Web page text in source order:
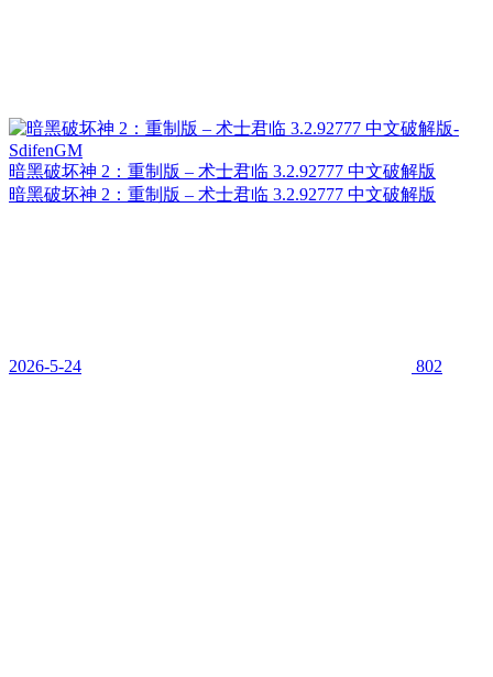
暗黑破坏神 2：重制版 – 术士君临 3.2.92777 中文破解版
暗黑破坏神 2：重制版 – 术士君临 3.2.92777 中文破解版
2026-5-24 802